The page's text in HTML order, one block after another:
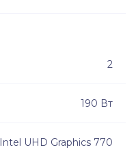
2
190 Вт
Intel UHD Graphics 770